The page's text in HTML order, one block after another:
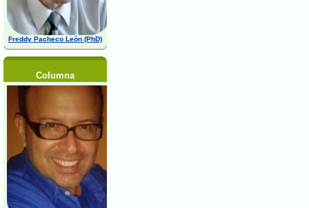
Freddy Pacheco León (PhD)
Columna